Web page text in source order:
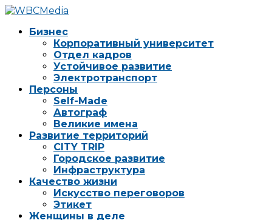
Бизнес
Корпоративный университет
Отдел кадров
Устойчивое развитие
Электротранспорт
Персоны
Self-Made
Автограф
Великие имена
Развитие территорий
CITY TRIP
Городское развитие
Инфраструктура
Качество жизни
Искусство переговоров
Этикет
Женщины в деле